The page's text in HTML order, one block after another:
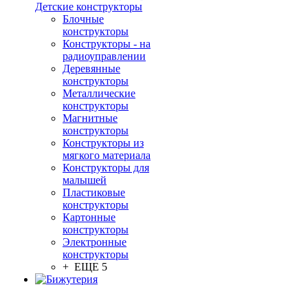
Детские конструкторы
Блочные
конструкторы
Конструкторы - на
радиоуправлении
Деревянные
конструкторы
Металлические
конструкторы
Магнитные
конструкторы
Конструкторы из
мягкого материала
Конструкторы для
малышей
Пластиковые
конструкторы
Картонные
конструкторы
Электронные
конструкторы
+ ЕЩЕ 5